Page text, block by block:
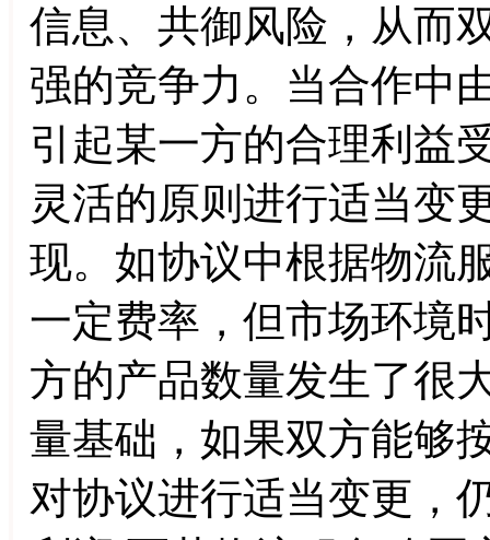
信息、共御风险，从而
强的竞争力。当合作中
引起某一方的合理利益
灵活的原则进行适当变
现。如协议中根据物流
一定费率，但市场环境
方的产品数量发生了很
量基础，如果双方能够
对协议进行适当变更，